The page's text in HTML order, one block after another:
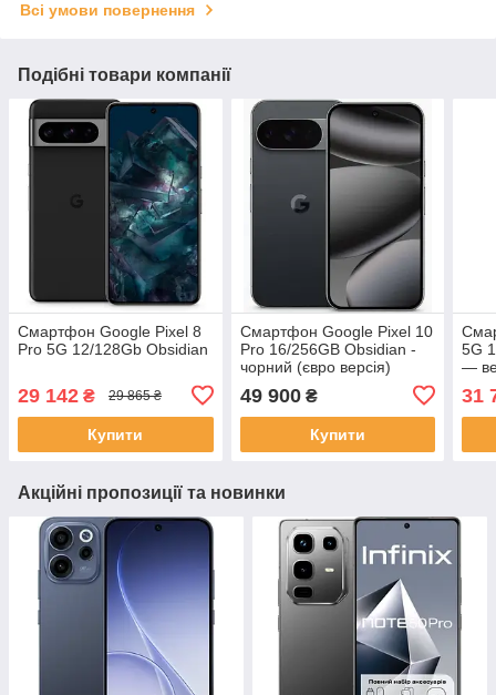
Всі умови повернення
Подібні товари компанії
Смартфон Google Pixel 8
Pro 5G 12/128Gb Obsidian
29 142 ₴ 29 865 ₴
Купити
Смартфон Google Pixel 10
Pro 16/256GB Obsidian -
чорний (євро версія)
49 900₴
Купити
5G
—
31
Акційні пропозиції та новинки